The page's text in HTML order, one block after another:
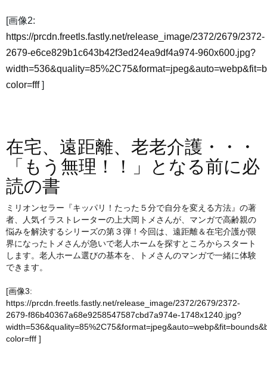
[画像2:
https://prcdn.freetls.fastly.net/release_image/2372/2679/2372-
2679-e6ce829b1c643b42f3ed24ea9df4a974-960x600.jpg?
color=fff]
在宅、遠距離、老老介護・・・
「もう無理！！」となる前に必
読の書
ミリオンセラー『キッパリ！たった５分で自分を変える方法』の著
者、人気イラストレーターの上大岡トメさんが、マンガで高齢親の
悩みを解決するシリーズの第３弾！今回は、遠距離＆在宅介護が限
界になったトメさんが急いで老人ホームを探すところからスタート
します。老人ホーム選びの基本を、トメさんのマンガで一緒に体験
できます。
[画像3:
https://prcdn.freetls.fastly.net/release_image/2372/2679/2372-
2679-f86b40367a68e9258547587cbd7a974e-1748x1240.jpg?
color=fff ]